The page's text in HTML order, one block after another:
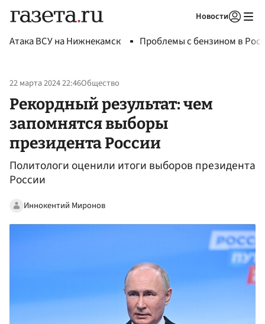
Новости
Атака ВСУ на Нижнекамск Проблемы с бензином в
22 марта 2024 22:46Общество
Рекордный результат: чем
запомнятся выборы
президента России
Политологи оценили итоги выборов президента
России
Иннокентий Миронов